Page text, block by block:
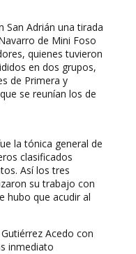
San Adrián una tirada
de Mini Foso
quienes tuvieron
en dos grupos,
de Primera y
se reunían los de
la tónica general de
clasificados
Así los tres
su trabajo con
hubo que acudir al
Acedo con
inmediato